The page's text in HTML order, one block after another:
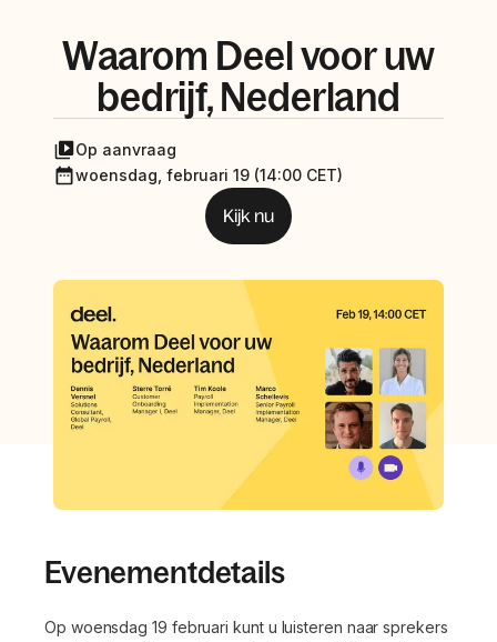
Waarom Deel voor uw
bedrijf, Nederland
Op aanvraag
woensdag, februari 19 (14:00 CET)
Kijk nu
Evenementdetails
Op woensdag 19 februari kunt u luisteren naar sprekers